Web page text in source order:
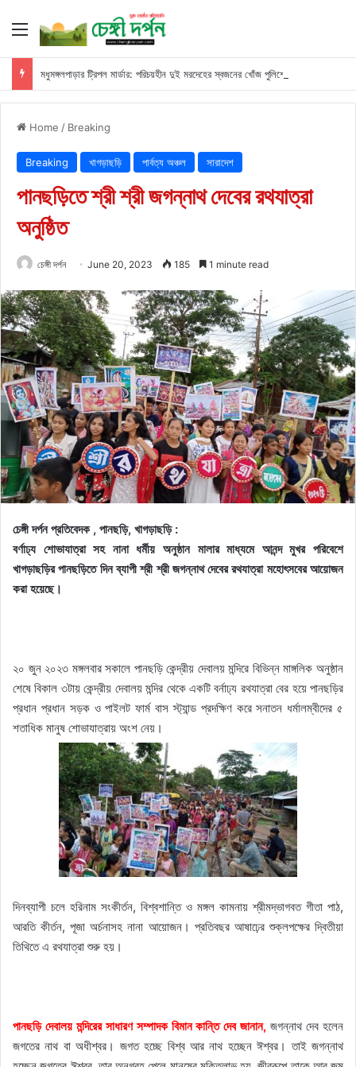
Menu
মধুমঙ্গলপাড়ার ট্রিপল মার্ডার: পরিচয়হীন দুই মরদেহের স্বজনের খোঁজ পুলিশের
Home / Breaking
Breaking খাগড়াছড়ি পার্বত্য অঞ্চল সারাদেশ
পানছড়িতে শ্রী শ্রী জগন্নাথ দেবের রথযাত্রা
অনুষ্ঠিত
চেঙ্গী দর্পন June 20, 2023 185 1 minute read
চেঙ্গী দর্পন প্রতিবেদক , পানছড়ি, খাগড়াছড়ি :
বর্ণাঢ্য শোভাযাত্রা সহ নানা ধর্মীয় অনুষ্ঠান মালার মাধ্যমে আনন্দ মুখর পরিবেশে
খাগড়াছড়ির পানছড়িতে দিন ব্যাপী শ্রী শ্রী জগন্নাথ দেবের রথযাত্রা মহোৎসবের আয়োজন
করা হয়েছে।
২০ জুন ২০২৩ মঙ্গলবার সকালে পানছড়ি কেন্দ্রীয় দেবালয় মন্দিরে বিভিন্ন মাঙ্গলিক অনুষ্ঠান
শেষে বিকাল ৩টায় কেন্দ্রীয় দেবালয় মন্দির থেকে একটি বর্নাঢ্য রথযাত্রা বের হয়ে পানছড়ির
প্রধান প্রধান সড়ক ও পাইলট ফার্ম বাস স্ট্যান্ড প্রদক্ষিণ করে সনাতন ধর্মালম্বীদের ৫
শতাধিক মানুষ শোভাযাত্রায় অংশ নেয়।
দিনব্যাপী চলে হরিনাম সংকীর্তন, বিশ্বশান্তি ও মঙ্গল কামনায় শ্রীমদ্ভাগবত গীতা পাঠ,
আরতি কীর্তন, পূজা অর্চনাসহ নানা আয়োজন। প্রতিবছর আষাঢ়ের শুক্লপক্ষের দ্বিতীয়া
তিথিতে এ রথযাত্রা শুরু হয়।
পানছড়ি দেবালয় মন্দিরের সাধারণ সম্পাদক বিমান কান্তি দেব জানান, জগন্নাথ দেব হলেন
জগতের নাথ বা অধীশ্বর। জগত হচ্ছে বিশ্ব আর নাথ হচ্ছেন ঈশ্বর। তাই জগন্নাথ